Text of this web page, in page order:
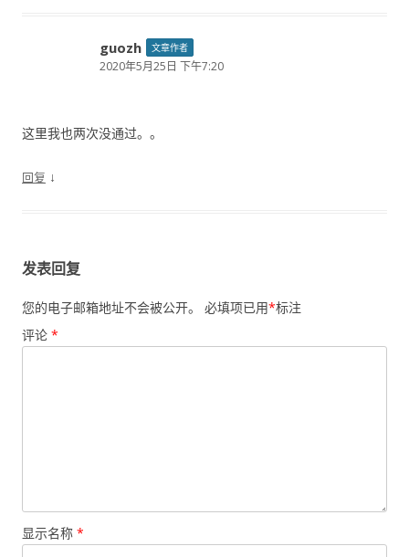
guozh 文章作者
2020年5月25日 下午7:20
这里我也两次没通过。。
回复 ↓
发表回复
您的电子邮箱地址不会被公开。 必填项已用*标注
评论 *
显示名称 *